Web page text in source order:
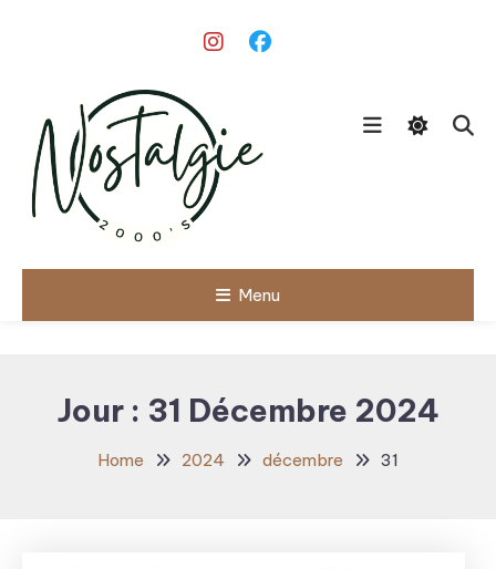
Nostalgie
Menu
Jour : 31 Décembre 2024
Home 2024 décembre 31